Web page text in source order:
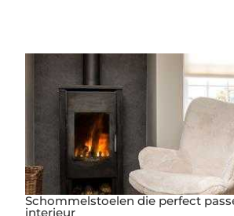
Schommelstoelen die perfect
interieur